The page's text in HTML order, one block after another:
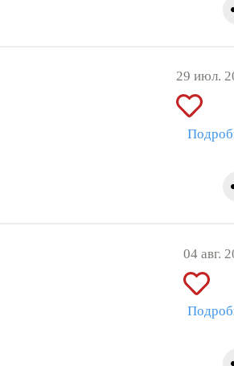
29 июл.
04 авг.